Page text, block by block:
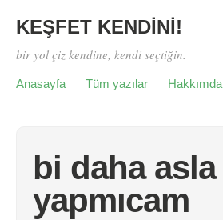
KEŞFET KENDİNİ!
bir yol çiz kendine, kendi seçtiğin.
Anasayfa Tüm yazılar Hakkımda
bi daha asla
yapmıcam